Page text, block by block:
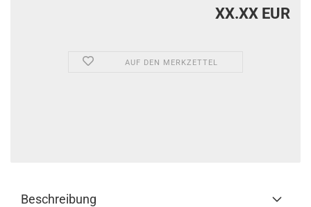
XX.XX EUR
AUF DEN MERKZETTEL
Beschreibung